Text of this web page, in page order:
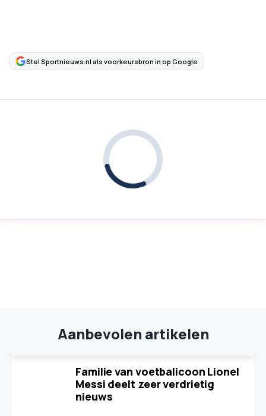
Stel Sportnieuws.nl als voorkeursbron in op Google
Aanbevolen artikelen
Familie van voetbalicoon Lionel
Messi deelt zeer verdrietig
nieuws